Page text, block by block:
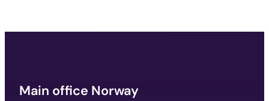
Main office Norway